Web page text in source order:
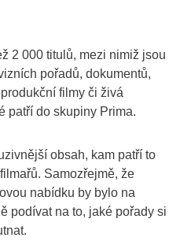
2 000 titulů, mezi nimiž jsou
pořadů, dokumentů,
filmy či živá
patří do skupiny Prima.
obsah, kam patří to
Samozřejmě, že
nabídku by bylo na
podívat na to, jaké pořady si